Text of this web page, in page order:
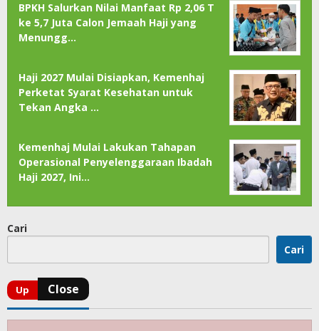
BPKH Salurkan Nilai Manfaat Rp 2,06 T
ke 5,7 Juta Calon Jemaah Haji yang
Menungg…
Haji 2027 Mulai Disiapkan, Kemenhaj
Perketat Syarat Kesehatan untuk
Tekan Angka …
Kemenhaj Mulai Lakukan Tahapan
Operasional Penyelenggaraan Ibadah
Haji 2027, Ini…
Cari
Cari